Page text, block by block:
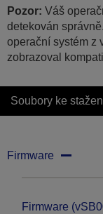
Pozor: Váš
detekován
operační systém z
zobrazoval
Soubory ke
Firmware
Firmware